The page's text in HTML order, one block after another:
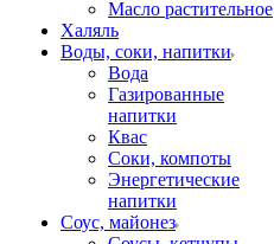
Масло растительное
Халяль
Воды, соки, напитки
Вода
Газированные
напитки
Квас
Соки, компоты
Энергетические
напитки
Соус, майонез